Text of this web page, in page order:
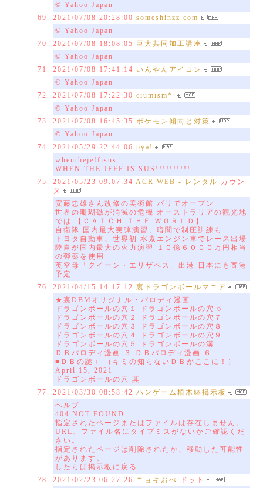
© Yahoo Japan
2021/07/08 20:28:00 someshinzz.com
© Yahoo Japan
2021/07/08 18:08:05
巨大共同加工講座
© Yahoo Japan
2021/07/08 17:41:14 いんやんアイコン
© Yahoo Japan
2021/07/08 17:22:30 ciumism*
© Yahoo Japan
2021/07/08 16:45:35 ポケモン傾向と対策
© Yahoo Japan
2021/05/29 22:44:06 pya!
whenthejeffisus
WHEN THE JEFF IS SUS!!!!!!!!!!
2021/05/23 09:07:34 ACR WEB - レンタル カウン
タ
安藤忠雄さん改修の美術館 パリでオープン
世界の珊瑚礁が消滅の危機 オーストラリアの観光地
では 【ＣＡＴＣＨ ＴＨＥ ＷＯＲＬＤ】
自衛隊 国内最大実弾演習、暗闇で制圧訓練も
トヨタ自動車、世界初 水素エンジン車でレース出場
陸自が国内最大の火力演習 １０億６０００万円相当
の弾薬を使用
英空母「クイーン・エリザベス」出港 日本にも寄港
予定
2021/04/15 14:17:12 裏ドラゴンボールマニア
★裏DBMオリジナル・パロディ漫画
ドラゴンボールの穴１ ドラゴンボールの穴 6
ドラゴンボールの穴２ ドラゴンボールの穴７
ドラゴンボールの穴３ ドラゴンボールの穴８
ドラゴンボールの穴４ ドラゴンボールの穴９
ドラゴンボールの穴５ ドラゴンボールの溝
ＤＢパロディ漫画 ３ ＤＢパロディ漫画 ６
■ＤＢの謎＋ （キミの知らないＤＢがここに！）
April 15, 2021
ドラゴンボールの穴 其
2021/03/30 08:58:42 ハンゲーム植木鉢掲示板
ヘルプ
404 NOT FOUND
指定されたページまたはファイルは存在しません。
URL、ファイル名にタイプミスがないかご確認くだ
さい。
指定されたページは削除されたか、移動した可能性
があります。
したらば掲示板に戻る
2021/02/23 06:27:26 ニョキおぺ
ドット